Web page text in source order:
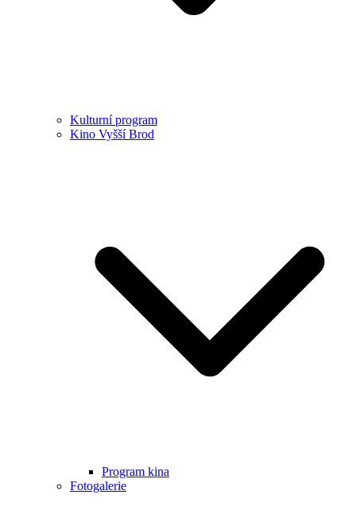
Kulturní program
Kino Vyšší Brod
Program kina
Fotogalerie